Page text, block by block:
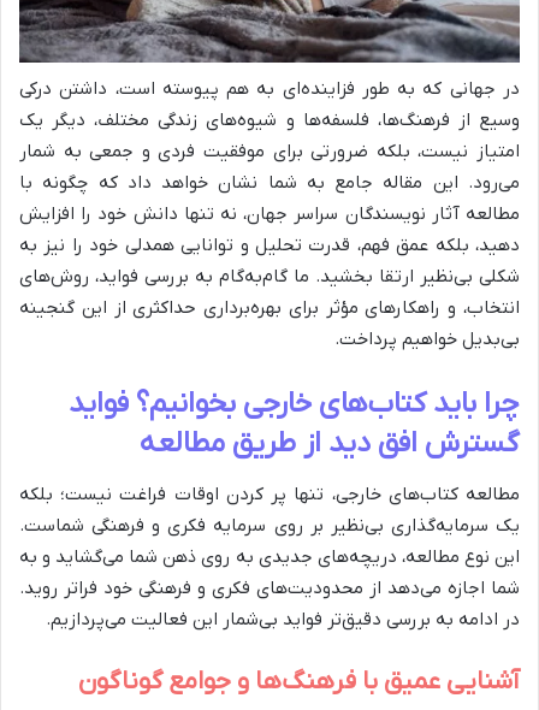
در جهانی که به طور فزاینده‌ای به هم پیوسته است، داشتن درکی
وسیع از فرهنگ‌ها، فلسفه‌ها و شیوه‌های زندگی مختلف، دیگر یک
امتیاز نیست، بلکه ضرورتی برای موفقیت فردی و جمعی به شمار
می‌رود. این مقاله جامع به شما نشان خواهد داد که چگونه با
مطالعه آثار نویسندگان سراسر جهان، نه تنها دانش خود را افزایش
دهید، بلکه عمق فهم، قدرت تحلیل و توانایی همدلی خود را نیز به
شکلی بی‌نظیر ارتقا بخشید. ما گام‌به‌گام به بررسی فواید، روش‌های
انتخاب، و راهکارهای مؤثر برای بهره‌برداری حداکثری از این گنجینه
بی‌بدیل خواهیم پرداخت.
چرا باید کتاب‌های خارجی بخوانیم؟ فواید
گسترش افق دید از طریق مطالعه
مطالعه کتاب‌های خارجی، تنها پر کردن اوقات فراغت نیست؛ بلکه
یک سرمایه‌گذاری بی‌نظیر بر روی سرمایه فکری و فرهنگی شماست.
این نوع مطالعه، دریچه‌های جدیدی به روی ذهن شما می‌گشاید و به
شما اجازه می‌دهد از محدودیت‌های فکری و فرهنگی خود فراتر روید.
در ادامه به بررسی دقیق‌تر فواید بی‌شمار این فعالیت می‌پردازیم.
آشنایی عمیق با فرهنگ‌ها و جوامع گوناگون